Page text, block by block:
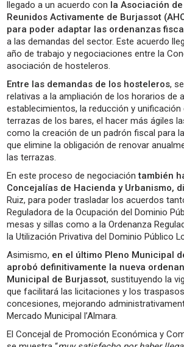
llegado a un acuerdo con la Asociación
Reunidos Activamente de Burjassot
para poder adaptar las ordenanzas
a las demandas del sector. Este acuerdo
año de trabajo y negociaciones entre la
asociación de hosteleros.
Entre las demandas de los hosteleros,
relativas a la ampliación de los horarios de
establecimientos, la reducción y
terrazas de los bares, el hacer más ágiles
como la creación de un padrón fiscal para
que elimine la obligación de renovar
las terrazas.
En este proceso de negociacióntambién
Concejalías de Hacienda y Urbanismo,
Ruiz, para poder trasladar los acuerdos
Reguladora de la Ocupación del Dominio
mesas y sillas como a la Ordenanza
la Utilización Privativa del Dominio Público
Asimismo, en el último Pleno Municipal
aprobó definitivamente la nueva
Municipal de Burjassot, sustituyendo la
que facilitará las licitaciones y los
concesiones, mejorando
Mercado Municipal l’Almara.
El Concejal de Promoción Económica y